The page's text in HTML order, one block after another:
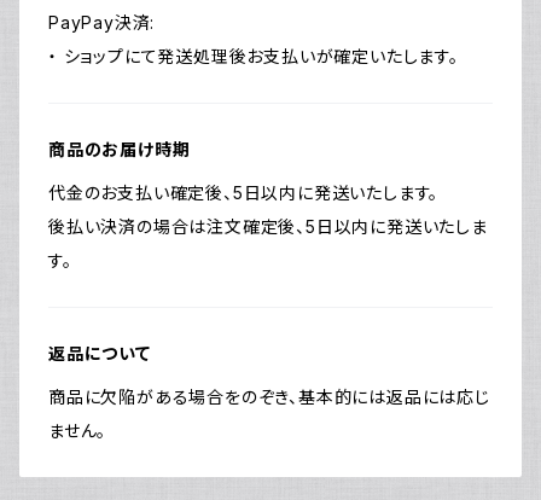
PayPay決済:
・ ショップにて発送処理後お支払いが確定いたします。
商品のお届け時期
代金のお支払い確定後、5日以内に発送いたします。
後払い決済の場合は注文確定後、5日以内に発送いたしま
す。
返品について
商品に欠陥がある場合をのぞき、基本的には返品には応じ
ません。